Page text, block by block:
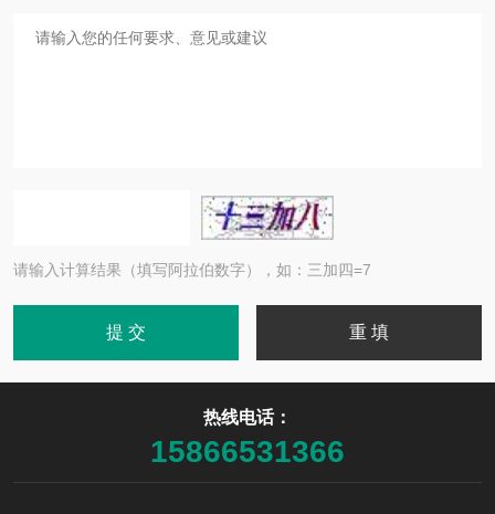
请输入计算结果（填写阿拉伯数字），如：三加四=7
热线电话：
15866531366